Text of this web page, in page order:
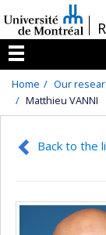
au
contenu
/
Menu
Home Our
Matthieu VANNI
Back to the